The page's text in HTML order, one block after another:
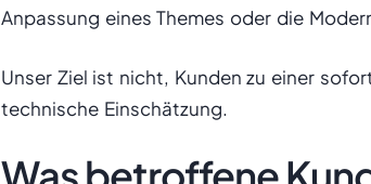
Anpassung eines Themes oder die
Unser Ziel ist nicht, Kunden zu einer
technische Einschätzung.